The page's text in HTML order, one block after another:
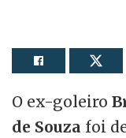
O ex-goleiro
de Souza foi